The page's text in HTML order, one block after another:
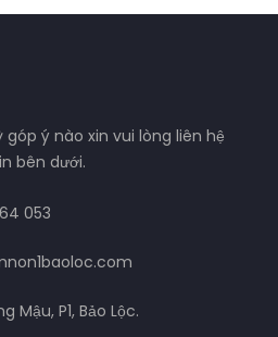
ý nào xin vui lòng liên hệ
bên dưới.
053
Mậu, P1, Bảo Lộc.